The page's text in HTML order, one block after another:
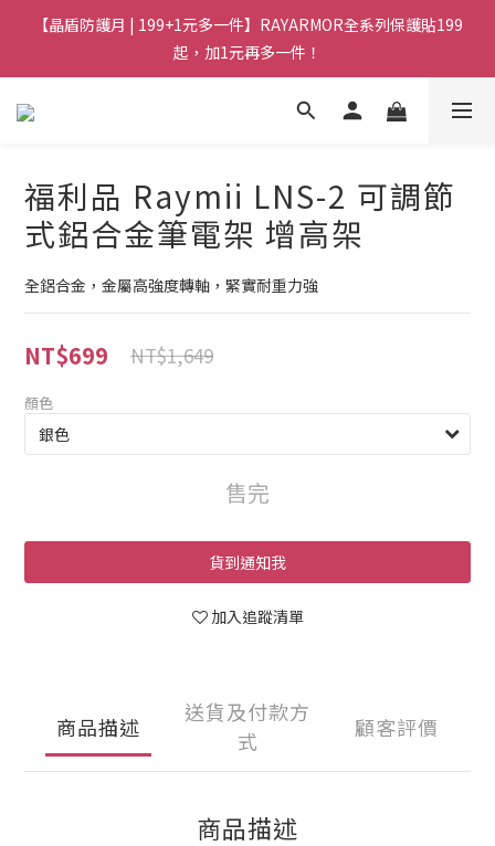
【晶盾防護月 | 199+1元多一件】RAYARMOR全系列保護貼199
起，加1元再多一件！
福利品 Raymii LNS-2 可調節
式鋁合金筆電架 增高架
全鋁合金，金屬高強度轉軸，緊實耐重力強
NT$699 NT$1,649
顏色
售完
貨到通知我
加入追蹤清單
商品描述
送貨及付款方
式
顧客評價
商品描述